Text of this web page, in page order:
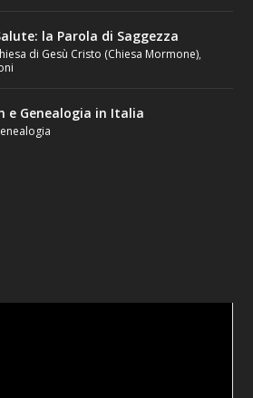
la Parola di Saggezza
di Gesù Cristo (Chiesa Mormone),
e Genealogia in Italia